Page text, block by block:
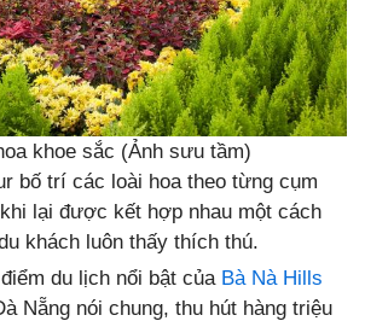
khoe sắc (Ảnh sưu tầm)
bố trí các loài hoa theo từng cụm
lại được kết hợp nhau một cách
khách luôn thấy thích thú.
du lịch nổi bật của Bà Nà Hills
Nẵng nói chung, thu hút hàng triệu